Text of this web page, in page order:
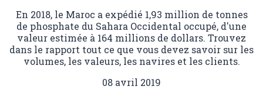
En 2018, le Maroc a expédié 1,93 million de tonnes
de phosphate du Sahara Occidental occupé, d'une
valeur estimée à 164 millions de dollars. Trouvez
dans le rapport tout ce que vous devez savoir sur les
volumes, les valeurs, les navires et les clients.
08 avril 2019